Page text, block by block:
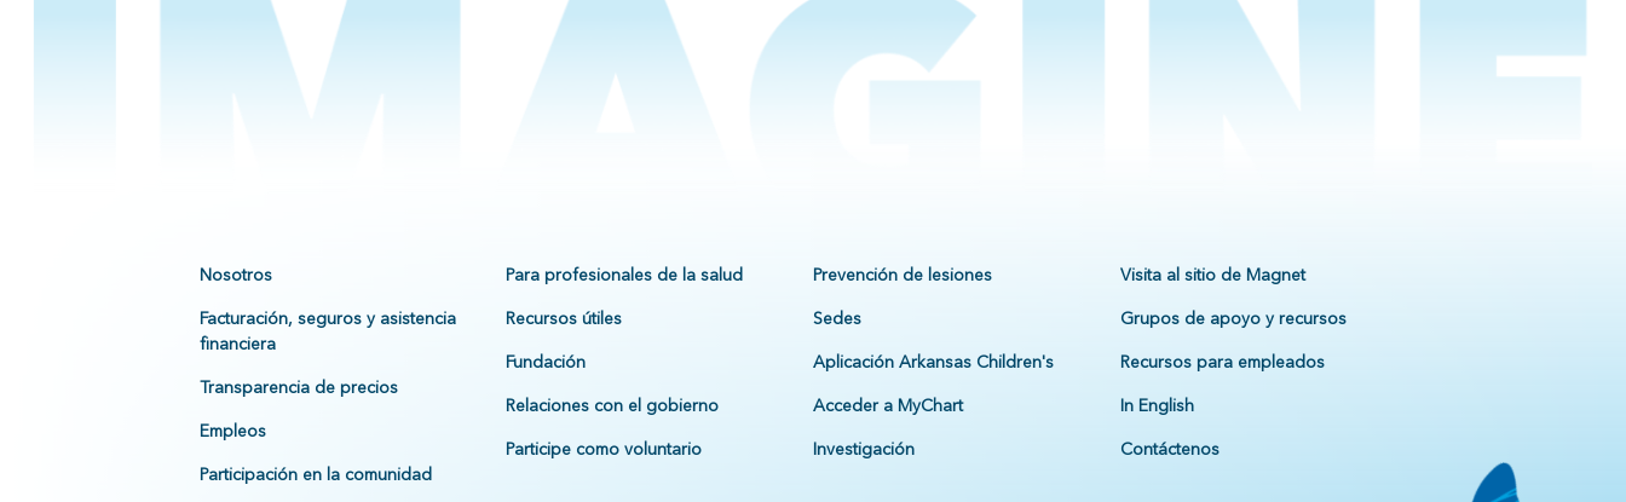
Nosotros
Facturación, seguros y asistencia
financiera
Transparencia de precios
Empleos
Participación en la comunidad
Para profesionales de la salud
Recursos útiles
Fundación
Relaciones con el gobierno
Participe como voluntario
Prevención de lesiones
Sedes
Aplicación Arkansas Children's
Acceder a MyChart
Investigación
Visita al sitio de Magnet
Grupos de apoyo y recursos
Recursos para empleados
In English
Contáctenos